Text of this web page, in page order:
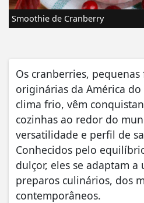
Smoothie de Cranberry
Os cranberries,
originárias da América
clima frio, vêm
cozinhas ao redor do
versatilidade e perfil de
Conhecidos pelo
dulçor, eles se adaptam
preparos culinários, dos
contemporâneos.